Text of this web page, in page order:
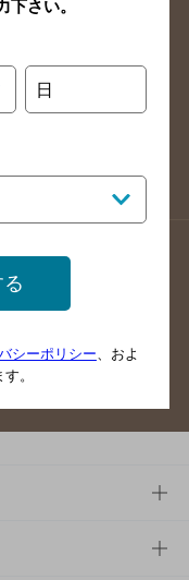
のバー検索
のバー検索
のバー検索
更新方法のご案内
ン
下さい。
日
シーポリシー 、およ
。